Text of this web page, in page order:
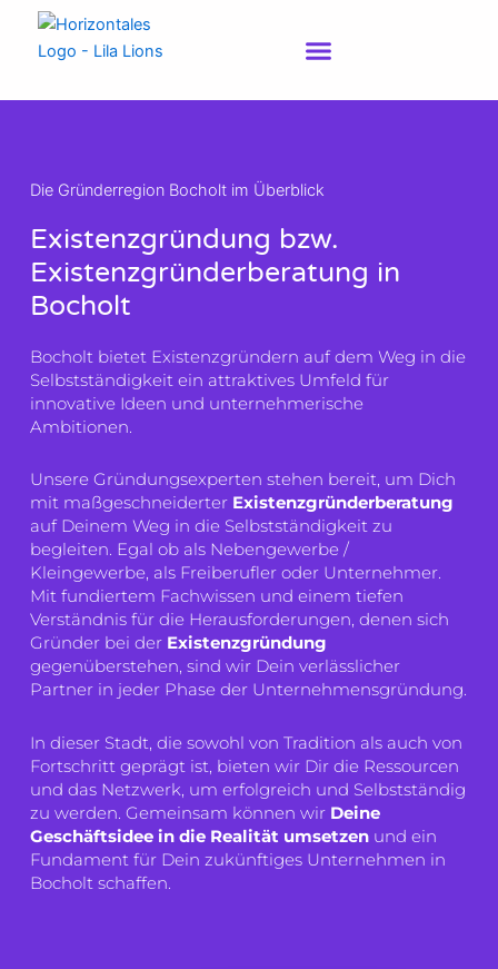
springen
Die Gründerregion Bocholt im Überblick
Existenzgründung bzw.
Existenzgründerberatung in
Bocholt
Bocholt bietet Existenzgründern auf dem Weg in die
Selbstständigkeit ein attraktives Umfeld für
innovative Ideen und unternehmerische
Ambitionen.
Unsere Gründungsexperten stehen bereit, um Dich
mit maßgeschneiderter Existenzgründerberatung
auf Deinem Weg in die Selbstständigkeit zu
begleiten. Egal ob als Nebengewerbe /
Kleingewerbe, als Freiberufler oder Unternehmer.
Mit fundiertem Fachwissen und einem tiefen
Verständnis für die Herausforderungen, denen sich
Gründer bei der Existenzgründung
gegenüberstehen, sind wir Dein verlässlicher
Partner in jeder Phase der Unternehmensgründung.
In dieser Stadt, die sowohl von Tradition als auch von
Fortschritt geprägt ist, bieten wir Dir die Ressourcen
und das Netzwerk, um erfolgreich und Selbstständig
zu werden. Gemeinsam können wir Deine
Geschäftsidee in die Realität umsetzen und ein
Fundament für Dein zukünftiges Unternehmen in
Bocholt schaffen.